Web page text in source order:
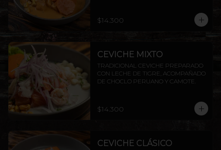
$14.300
CEVICHE MIXTO
TRADICIONAL CEVICHE PREPARADO
CON LECHE DE TIGRE, ACOMPAÑADO
DE CHOCLO PERUANO Y CAMOTE.
$14.300
CEVICHE CLÁSICO